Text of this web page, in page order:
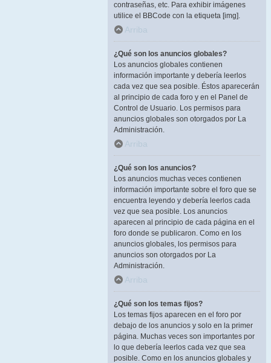
contraseñas, etc. Para exhibir imágenes
utilice el BBCode con la etiqueta [img].
Arriba
¿Qué son los anuncios globales?
Los anuncios globales contienen
información importante y debería leerlos
cada vez que sea posible. Éstos aparecerán
al principio de cada foro y en el Panel de
Control de Usuario. Los permisos para
anuncios globales son otorgados por La
Administración.
Arriba
¿Qué son los anuncios?
Los anuncios muchas veces contienen
información importante sobre el foro que se
encuentra leyendo y debería leerlos cada
vez que sea posible. Los anuncios
aparecen al principio de cada página en el
foro donde se publicaron. Como en los
anuncios globales, los permisos para
anuncios son otorgados por La
Administración.
Arriba
¿Qué son los temas fijos?
Los temas fijos aparecen en el foro por
debajo de los anuncios y solo en la primer
página. Muchas veces son importantes por
lo que debería leerlos cada vez que sea
posible. Como en los anuncios globales y